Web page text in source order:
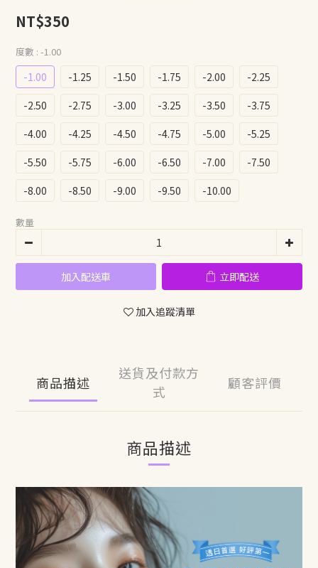
NT$350
度數 : -1.00
-1.00 -1.25 -1.50 -1.75 -2.00
-2.25
-2.50
-2.75 -3.00 -3.25 -3.50
-3.75
-4.00
-4.25 -4.50 -4.75 -5.00
-5.25
-5.50
-5.75 -6.00 -6.50 -7.00
-7.50
-8.00
-8.50 -9.00 -9.50 -10.00
數量
加入配送車 立即配送
加入追蹤清單
商品描述
送貨及付款方
式
顧客評價
商品描述